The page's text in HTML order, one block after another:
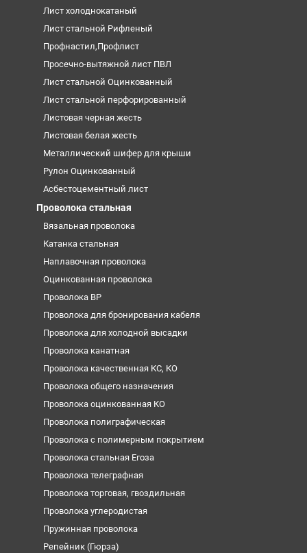
Лист холоднокатаный
Лист стальной Рифленый
Профнастил,Профлист
Просечно-вытяжной лист ПВЛ
Лист стальной Оцинкованный
Лист стальной перфорированный
Листовая черная жесть
Листовая белая жесть
Металлический шифер для крыши
Рулон Оцинкованный
Асбестоцементный лист
Проволока стальная
Вязальная проволока
Катанка стальная
Наплавочная проволока
Оцинкованная проволока
Проволока ВР
Проволока для бронирования кабеля
Проволока для холодной высадки
Проволока канатная
Проволока качественная КС, КО
Проволока общего назначения
Проволока оцинкованная КО
Проволока полиграфическая
Проволока с полимерным покрытием
Проволока стальная Егоза
Проволока телеграфная
Проволока торговая, гвоздильная
Проволока углеродистая
Пружинная проволока
Репейник (Гюрза)